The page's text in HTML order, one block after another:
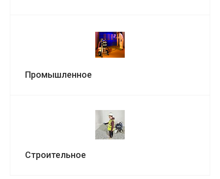
Промышленное
Строительное